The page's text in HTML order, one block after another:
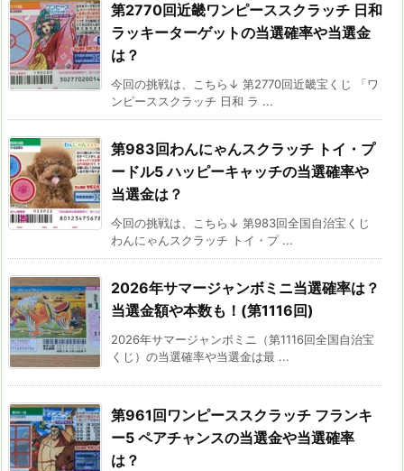
第2770回近畿ワンピーススクラッチ 日和
ラッキーターゲットの当選確率や当選金
は？
今回の挑戦は、こちら↓ 第2770回近畿宝くじ 「ワ
ンピーススクラッチ 日和 ラ ...
第983回わんにゃんスクラッチ トイ・プ
ードル5 ハッピーキャッチの当選確率や
当選金は？
今回の挑戦は、こちら↓ 第983回全国自治宝くじ
わんにゃんスクラッチ トイ・プ ...
2026年サマージャンボミニ当選確率は？
当選金額や本数も！(第1116回)
2026年サマージャンボミニ（第1116回全国自治宝
くじ）の当選確率や当選金は最 ...
第961回ワンピーススクラッチ フランキ
ー5 ペアチャンスの当選金や当選確率
は？